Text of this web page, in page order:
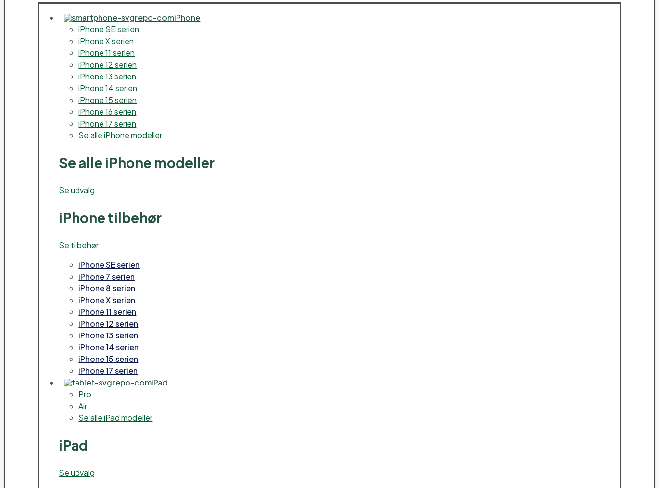
iPhone
iPhone SE serien
iPhone X serien
iPhone 11 serien
iPhone 12 serien
iPhone 13 serien
iPhone 14 serien
iPhone 15 serien
iPhone 16 serien
iPhone 17 serien
Se alle iPhone modeller
Se alle iPhone modeller
Se udvalg
iPhone tilbehør
Se tilbehør
iPhone SE serien
iPhone 7 serien
iPhone 8 serien
iPhone X serien
iPhone 11 serien
iPhone 12 serien
iPhone 13 serien
iPhone 14 serien
iPhone 15 serien
iPhone 17 serien
iPad
Pro
Air
Se alle iPad modeller
iPad
Se udvalg